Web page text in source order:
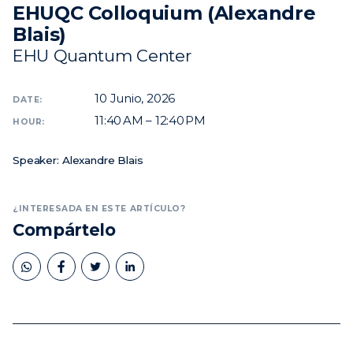
EHUQC Colloquium (Alexandre
Blais)
EHU Quantum Center
DATE: 10 Junio, 2026
HOUR: 11:40 AM – 12:40 PM
Speaker: Alexandre Blais
¿INTERESADA EN ESTE ARTÍCULO?
Compártelo